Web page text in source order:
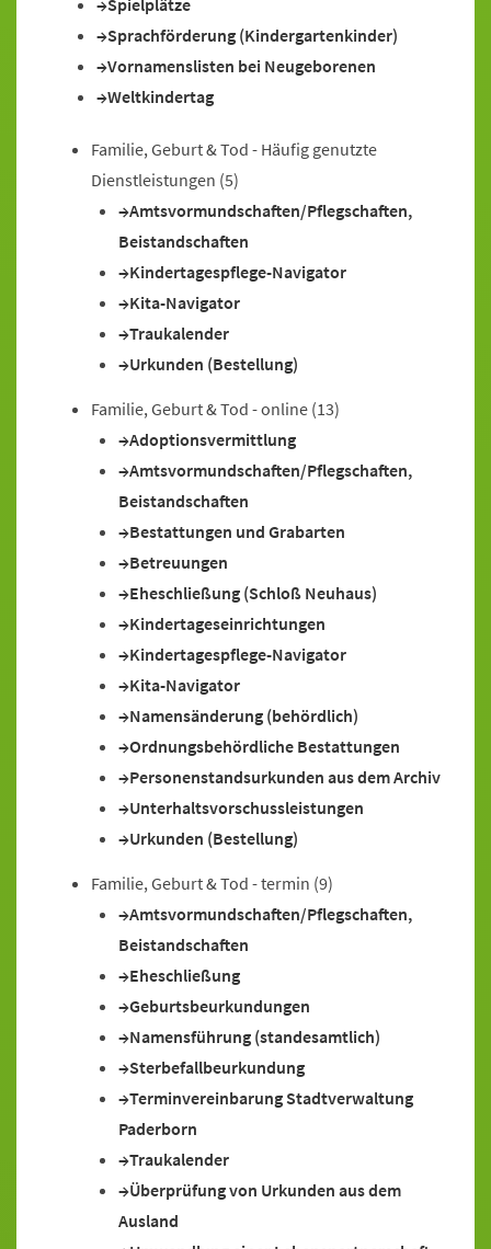
Spielplätze
Sprachförderung (Kindergartenkinder)
Vornamenslisten bei Neugeborenen
Weltkindertag
Familie, Geburt & Tod - Häufig genutzte
Dienstleistungen (5)
Amtsvormundschaften/Pflegschaften,
Beistandschaften
Kindertagespflege-Navigator
Kita-Navigator
Traukalender
Urkunden (Bestellung)
Familie, Geburt & Tod - online (13)
Adoptionsvermittlung
Amtsvormundschaften/Pflegschaften,
Beistandschaften
Bestattungen und Grabarten
Betreuungen
Eheschließung (Schloß Neuhaus)
Kindertageseinrichtungen
Kindertagespflege-Navigator
Kita-Navigator
Namensänderung (behördlich)
Ordnungsbehördliche Bestattungen
Personenstandsurkunden aus dem Archiv
Unterhaltsvorschussleistungen
Urkunden (Bestellung)
Familie, Geburt & Tod - termin (9)
Amtsvormundschaften/Pflegschaften,
Beistandschaften
Eheschließung
Geburtsbeurkundungen
Namensführung (standesamtlich)
Sterbefallbeurkundung
Terminvereinbarung Stadtverwaltung
Paderborn
Traukalender
Überprüfung von Urkunden aus dem
Ausland